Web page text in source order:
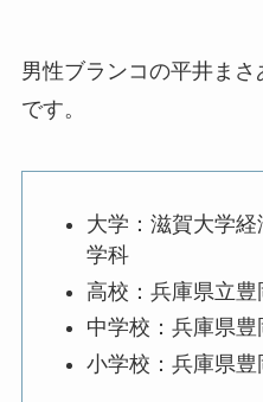
男性ブランコの平井ま
です。
大学：滋賀大学
学科
高校：兵庫県立豊
中学校：兵庫県
小学校：兵庫県